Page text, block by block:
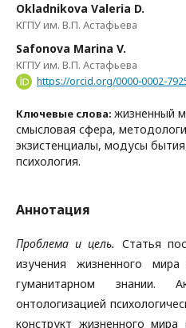
Okladnikova Valeria D.
КГПУ им. В.П. Астафьева
Safonova Marina V.
КГПУ им. В.П. Астафьева
https://orcid.org/0000-0002-
Ключевые слова: жизненный
смысловая сфера,
экзистенциалы, модусы
психология.
Аннотация
Проблема и цель. Статья
изучения жизненного
гуманитарном знании.
онтологизацией
конструкт жизненного